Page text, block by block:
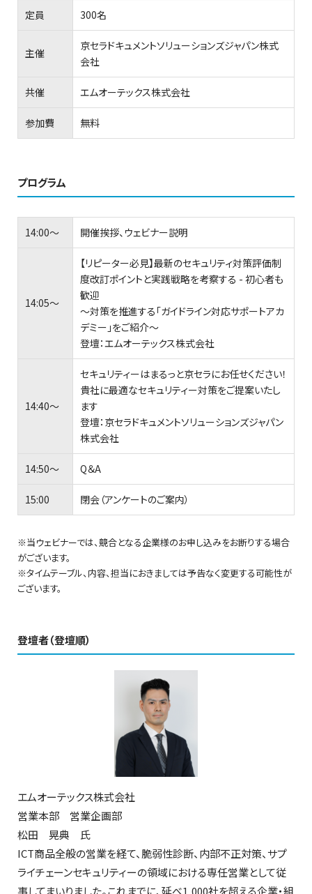
定員 300名
主催
京セラドキュメントソリューションズジャパン株式
会社
共催 エムオーテックス株式会社
参加費 無料
プログラム
14:00～ 開催挨拶、ウェビナー説明
14:05～
【リピーター必見】最新のセキュリティ対策評価制
度改訂ポイントと実践戦略を考察する - 初心者も
歓迎
～対策を推進する「ガイドライン対応サポートアカ
デミー」をご紹介～
登壇：エムオーテックス株式会社
14:40～
セキュリティーはまるっと京セラにお任せください！
貴社に最適なセキュリティー対策をご提案いたし
ます
登壇：京セラドキュメントソリューションズジャパン
株式会社
14:50～ Q＆A
15:00 閉会（アンケートのご案内）
※当ウェビナーでは、競合となる企業様のお申し込みをお断りする場合
がございます。
※タイムテーブル、内容、担当におきましては予告なく変更する可能性が
ございます。
登壇者（登壇順）
エムオーテックス株式会社
営業本部 営業企画部
松田 晃典 氏
ICT商品全般の営業を経て、脆弱性診断、内部不正対策、サプ
ライチェーンセキュリティーの領域における専任営業として従
事してまいりました。これまでに、延べ1,000社を超える企業・組